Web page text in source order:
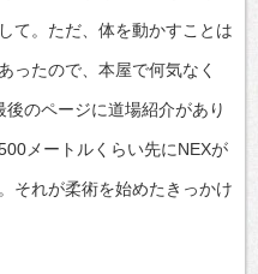
て。ただ、体を動かすことは
ったので、本屋で何気なく
後のページに道場紹介があり
メートルくらい先にNEXが
それが柔術を始めたきっかけ